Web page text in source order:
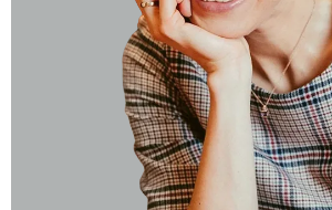
to najlepšie, bez kompromisov.
GIA, čo predstavuje základ pre objektívne a
jedinou znaleckou organizáciou na
vystavený priamo klenotníkom ktorý